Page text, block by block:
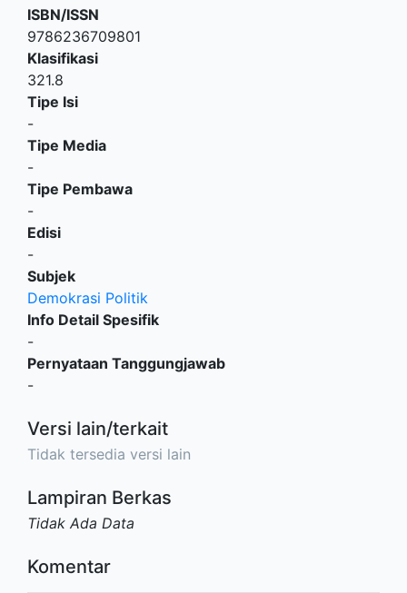
ISBN/ISSN
9786236709801
Klasifikasi
321.8
Tipe Isi
-
Tipe Media
-
Tipe Pembawa
-
Edisi
-
Subjek
Demokrasi Politik
Info Detail Spesifik
-
Pernyataan Tanggungjawab
-
Versi lain/terkait
Tidak tersedia versi lain
Lampiran Berkas
Tidak Ada Data
Komentar